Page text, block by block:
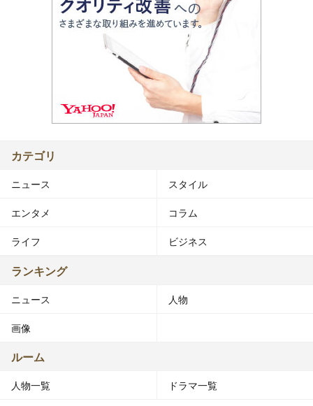
カテゴリ
ニュース スタイル
エンタメ コラム
ライフ ビジネス
ランキング
ニュース 人物
画像
ルーム
人物一覧 ドラマ一覧